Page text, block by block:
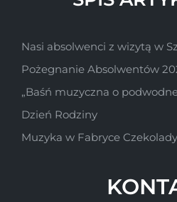
Nasi absolwenci z wizytą w
Pożegnanie Absolwentów
„Baśń muzyczna o
Dzień Rodziny
Muzyka w Fabryce